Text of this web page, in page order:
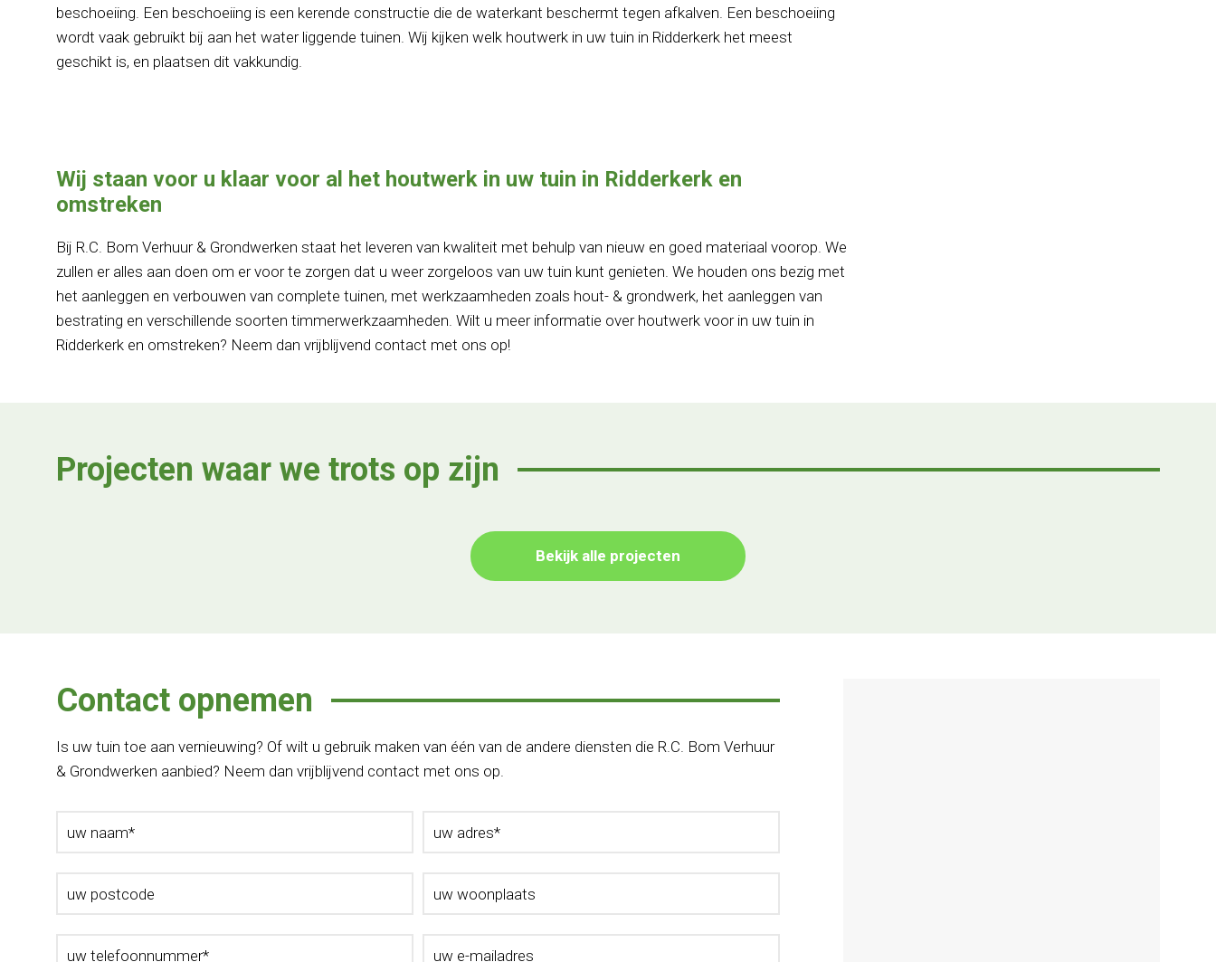
beschoeiing. Een beschoeiing is een kerende constructie die de waterkant beschermt tegen afkalven. Een beschoeiing
wordt vaak gebruikt bij aan het water liggende tuinen. Wij kijken welk houtwerk in uw tuin in Ridderkerk het meest
geschikt is, en plaatsen dit vakkundig.
Wij staan voor u klaar voor al het houtwerk in uw tuin in Ridderkerk en
omstreken
Bij R.C. Bom Verhuur & Grondwerken staat het leveren van kwaliteit met behulp van nieuw en goed materiaal voorop. We
zullen er alles aan doen om er voor te zorgen dat u weer zorgeloos van uw tuin kunt genieten. We houden ons bezig met
het aanleggen en verbouwen van complete tuinen, met werkzaamheden zoals hout- & grondwerk, het aanleggen van
bestrating en verschillende soorten timmerwerkzaamheden. Wilt u meer informatie over houtwerk voor in uw tuin in
Ridderkerk en omstreken? Neem dan vrijblijvend contact met ons op!
Projecten waar we trots op zijn
Bekijk alle projecten
Contact opnemen
Is uw tuin toe aan vernieuwing? Of wilt u gebruik maken van één van de andere diensten die R.C. Bom Verhuur
& Grondwerken aanbied? Neem dan vrijblijvend contact met ons op.